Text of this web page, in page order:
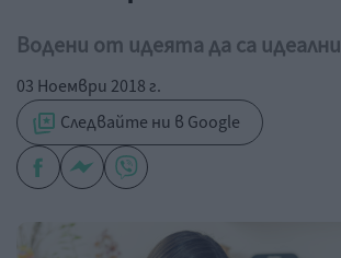
Водени от идеята да са идеални
03 Ноември 2018 г.
Следвайте ни в Google